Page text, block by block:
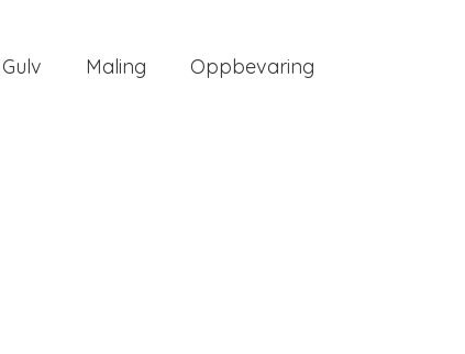
Gulv Maling Oppbevaring